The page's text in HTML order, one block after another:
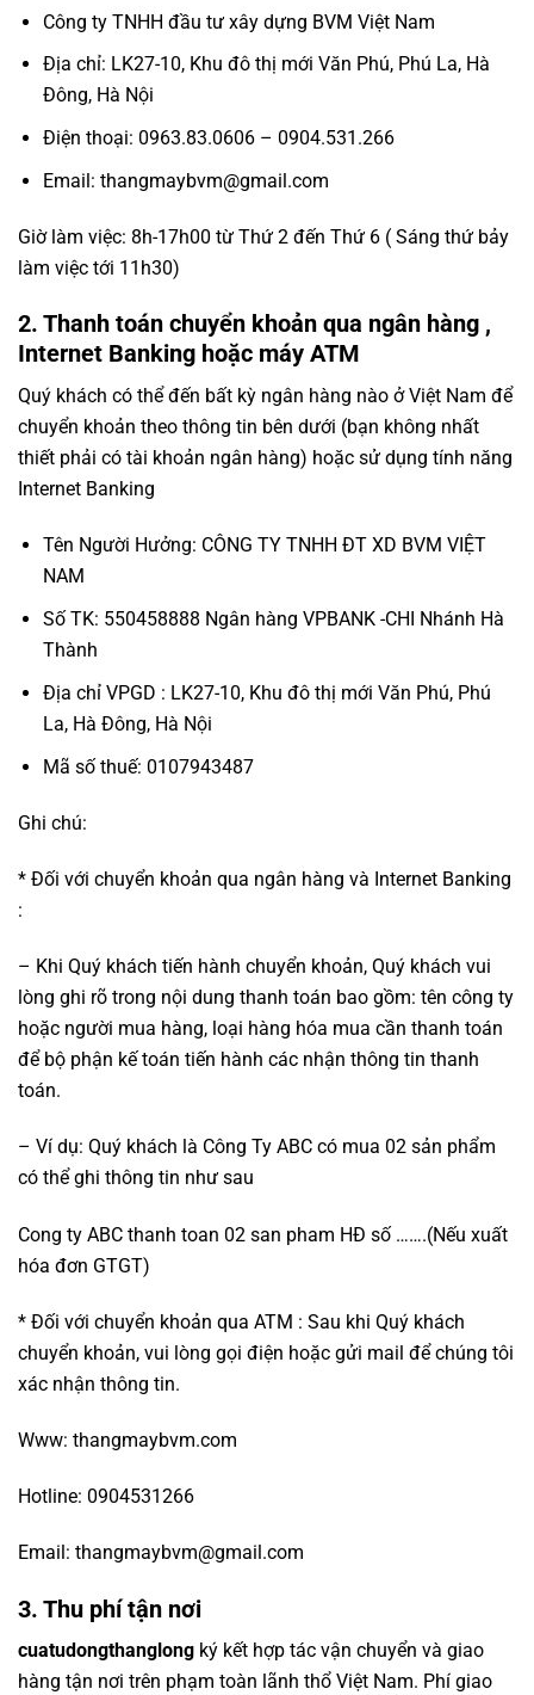
Công ty TNHH đầu tư xây dựng BVM Việt Nam
Địa chỉ: LK27-10, Khu đô thị mới Văn Phú, Phú La, Hà
Đông, Hà Nội
Điện thoại: 0963.83.0606 – 0904.531.266
Email: thangmaybvm@gmail.com
Giờ làm việc: 8h-17h00 từ Thứ 2 đến Thứ 6 ( Sáng thứ bảy
làm việc tới 11h30)
2. Thanh toán chuyển khoản qua ngân hàng ,
Internet Banking hoặc máy ATM
Quý khách có thể đến bất kỳ ngân hàng nào ở Việt Nam để
chuyển khoản theo thông tin bên dưới (bạn không nhất
thiết phải có tài khoản ngân hàng) hoặc sử dụng tính năng
Internet Banking
Tên Người Hưởng: CÔNG TY TNHH ĐT XD BVM VIỆT
NAM
Số TK: 550458888 Ngân hàng VPBANK -CHI Nhánh Hà
Thành
Địa chỉ VPGD : LK27-10, Khu đô thị mới Văn Phú, Phú
La, Hà Đông, Hà Nội
Mã số thuế: 0107943487
Ghi chú:
* Đối với chuyển khoản qua ngân hàng và Internet Banking
:
– Khi Quý khách tiến hành chuyển khoản, Quý khách vui
lòng ghi rõ trong nội dung thanh toán bao gồm: tên công ty
hoặc người mua hàng, loại hàng hóa mua cần thanh toán
để bộ phận kế toán tiến hành các nhận thông tin thanh
toán.
– Ví dụ: Quý khách là Công Ty ABC có mua 02 sản phẩm
có thể ghi thông tin như sau
Cong ty ABC thanh toan 02 san pham HĐ số …….(Nếu xuất
hóa đơn GTGT)
* Đối với chuyển khoản qua ATM : Sau khi Quý khách
chuyển khoản, vui lòng gọi điện hoặc gửi mail để chúng tôi
xác nhận thông tin.
Www: thangmaybvm.com
Hotline: 0904531266
Email: thangmaybvm@gmail.com
3. Thu phí tận nơi
cuatudongthanglong ký kết hợp tác vận chuyển và giao
hàng tận nơi trên phạm toàn lãnh thổ Việt Nam. Phí giao